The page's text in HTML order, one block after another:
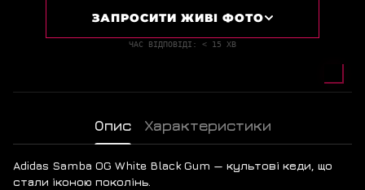
ЗАПРОСИТИ ЖИВІ ФОТО
ЧАС ВІДПОВІДІ: < 15 ХВ
Опис Характеристики
Adidas Samba OG White Black Gum — культові кеди, що
стали іконою поколінь.